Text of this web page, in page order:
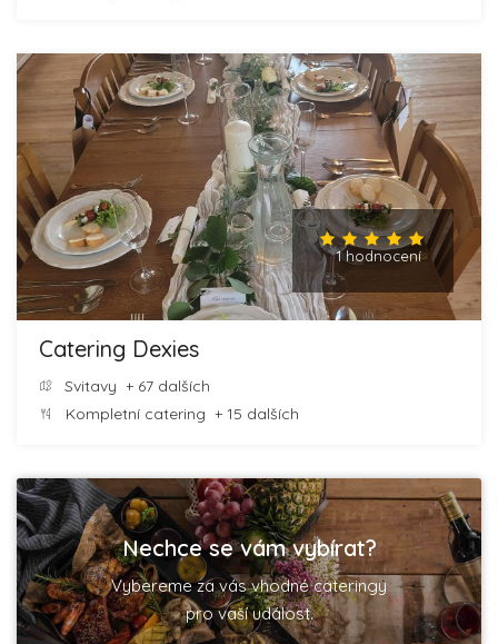
1 hodnocení
Catering Dexies
Svitavy + 67 dalších
Kompletní catering + 15 dalších
Nechce se vám vybírat?
Vybereme za vás vhodné cateringy
pro vaší událost.